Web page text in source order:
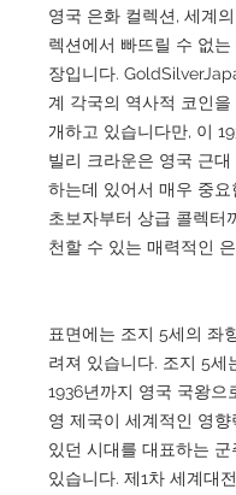
영국 은화 컬렉션, 세계
렉션에서 빠뜨릴 수 없
장입니다.
계 각국의 역사적 코인을
개하고 있습니다만, 이
빌리 크라운은 영국 근
하는데 있어서 매우 중요
초보자부터 상급 콜렉터
천할 수 있는 매력적인
표면에는 조지 5세의 좌
려져 있습니다. 조지 5세
1936년까지 영국 국왕으
영 제국이 세계적인 영향
있던 시대를 대표하는 군
있습니다. 제1차 세계대